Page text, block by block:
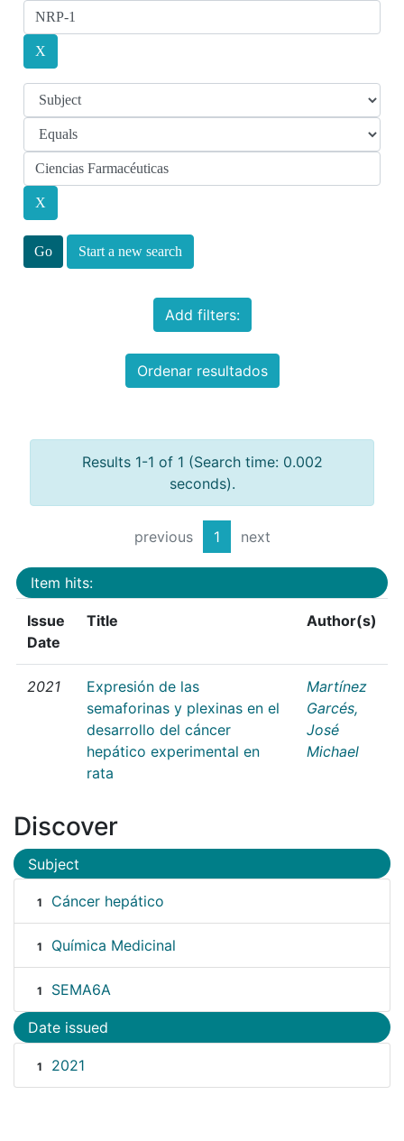
Start a new search
Add filters:
Ordenar resultados
Results 1-1 of 1 (Search time: 0.002
seconds).
previous 1 next
Item hits:
Issue
Date
Title Author(s)
2021
Expresión de las
semaforinas y plexinas en el
desarrollo del cáncer
hepático experimental en
rata
Martínez
Garcés,
José
Michael
Discover
Subject
1 Cáncer hepático
1 Química Medicinal
1 SEMA6A
Date issued
1 2021